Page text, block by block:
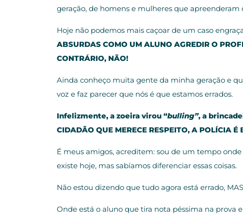
geração, de homens e mulheres que
Hoje não podemos mais caçoar de um caso
ABSURDAS COMO UM ALUNO AGREDIR O
CONTRÁRIO, NÃO!
Ainda conheço muita gente da minha geração e
voz e faz parecer que nós é que estamos errados.
Infelizmente, a zoeira virou “bulling”, a
CIDADÃO QUE MERECE RESPEITO, A POLÍCIA
É meus amigos, acreditem: sou de um tempo
existe hoje, mas sabíamos diferenciar essas coisas.
Não estou dizendo que tudo agora está errado,
Onde está o aluno que tira nota péssima na prova